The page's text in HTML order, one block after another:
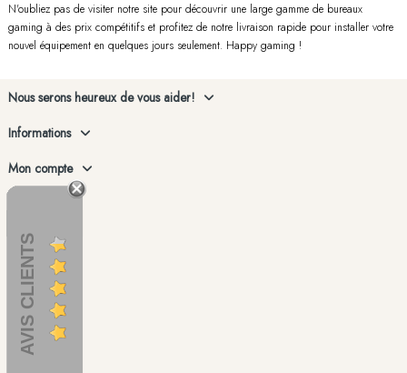
N'oubliez pas de visiter notre site pour découvrir une large gamme de bureaux
gaming à des prix compétitifs et profitez de notre livraison rapide pour installer votre
nouvel équipement en quelques jours seulement. Happy gaming !
Nous serons heureux de vous aider!
Informations
Mon compte
AVIS CLIENTS